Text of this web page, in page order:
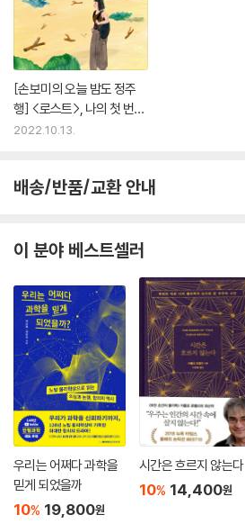
[손보미의 오늘 밤도 정주
행] <로스트>, 나의 첫 번째
미드
2022.10.13.
배송/반품/교환 안내
이 분야 베스트셀러
우리는 어쩌다 과학을
믿게 되었을까
10% 19,800원
시간은 흐르지 않는다
10% 14,400원